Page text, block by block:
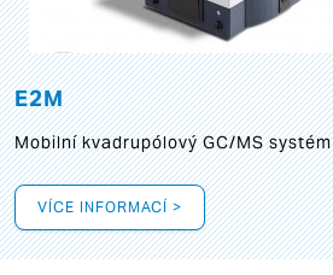
E2M
Mobilní kvadrupólový GC/MS systém
VÍCE INFORMACÍ >